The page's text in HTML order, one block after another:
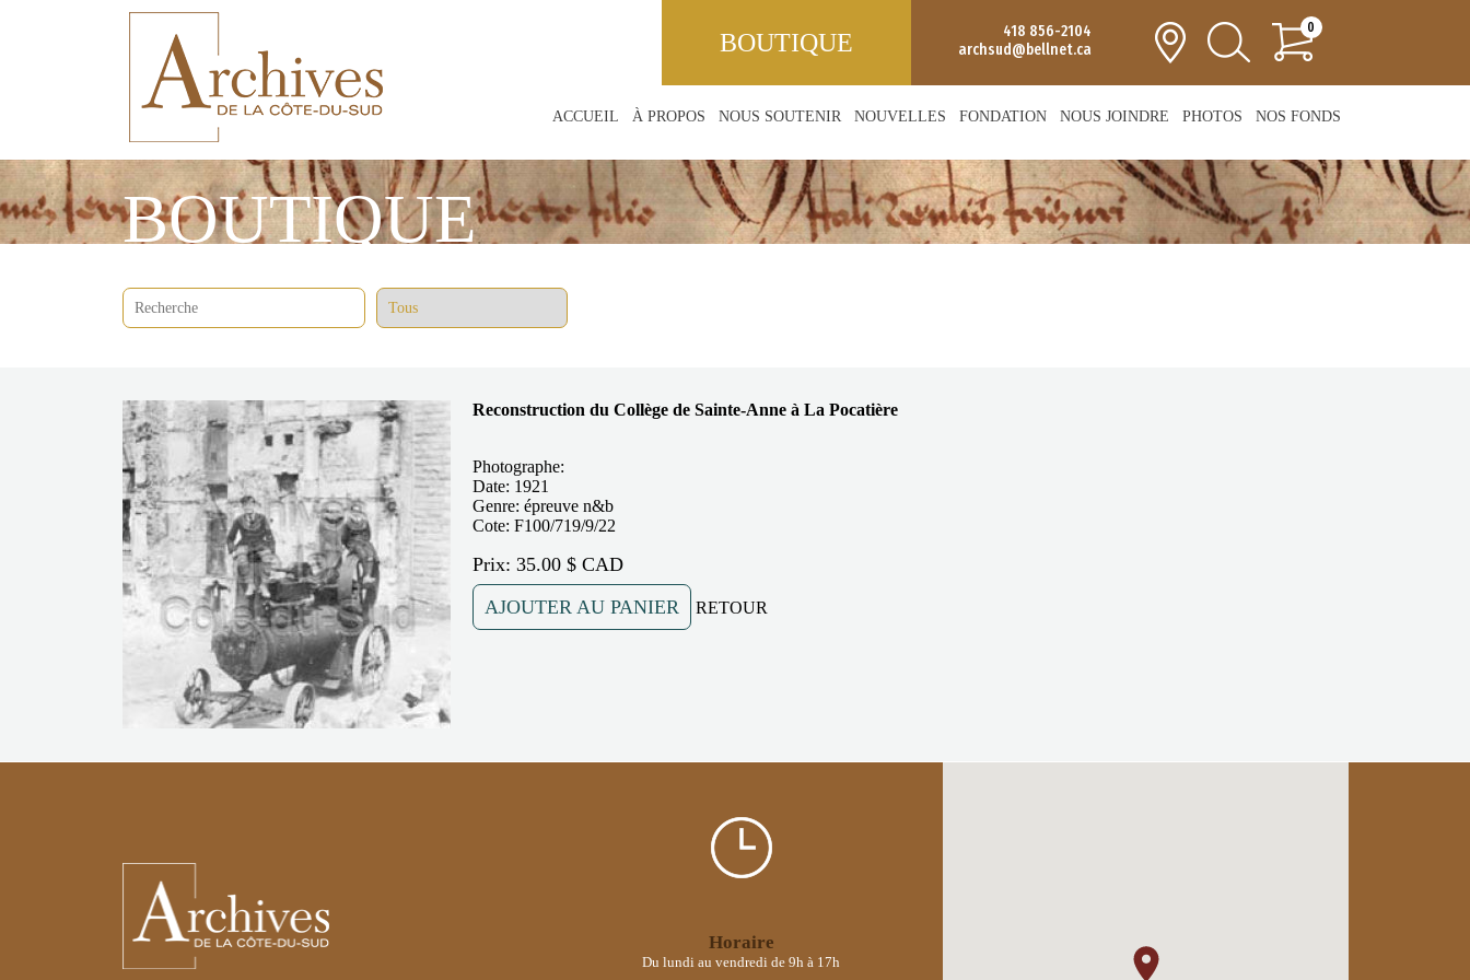
BOUTIQUE
418 856-2104
archsud@bellnet.ca
0
ACCUEIL À PROPOS NOUS SOUTENIR NOUVELLES FONDATION NOUS JOINDRE PHOTOS NOS FONDS
BOUTIQUE
Reconstruction du Collège de Sainte-Anne à La Pocatière
Photographe:
Date: 1921
Genre: épreuve n&b
Cote: F100/719/9/22
Prix: 35.00 $ CAD
AJOUTER AU PANIER
RETOUR
Horaire
Du lundi au vendredi de 9h à 17h